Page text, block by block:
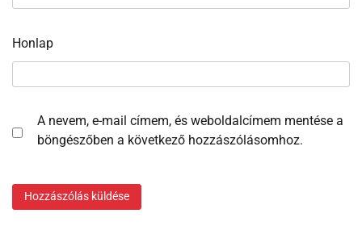
Honlap
A nevem, e-mail címem, és weboldalcímem mentése a
böngészőben a következő hozzászólásomhoz.